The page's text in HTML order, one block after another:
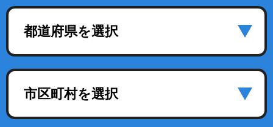
都道府県を選択
市区町村を選択